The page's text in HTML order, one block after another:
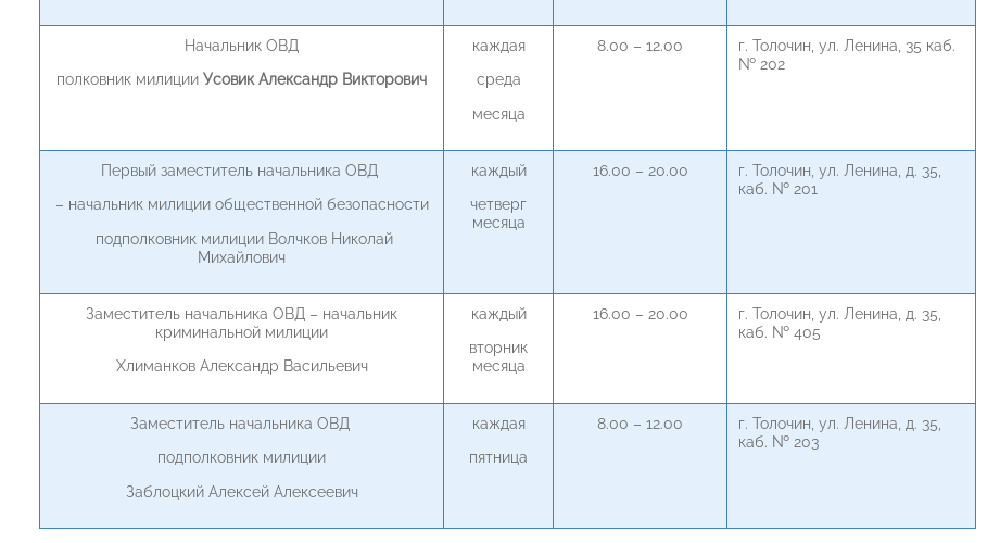
Начальник ОВД
полковник милиции Усовик Александр Викторович
каждая
среда
месяца
8.00 – 12.00
г. Толочин, ул. Ленина, 35 каб.
№ 202
Первый заместитель начальника ОВД
– начальник милиции общественной безопасности
подполковник милиции Волчков Николай
Михайлович
каждый
четверг
месяца
16.00 – 20.00
г. Толочин, ул. Ленина, д. 35,
каб. № 201
Заместитель начальника ОВД – начальник
криминальной милиции
Хлиманков Александр Васильевич
каждый
вторник
месяца
16.00 – 20.00
г. Толочин, ул. Ленина, д. 35,
каб. № 405
Заместитель начальника ОВД
подполковник милиции
Заблоцкий Алексей Алексеевич
каждая
пятница
8.00 – 12.00
г. Толочин, ул. Ленина, д. 35,
каб. № 203